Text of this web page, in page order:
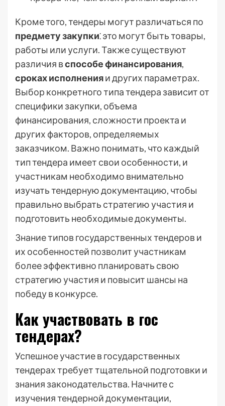
Кроме того, тендеры могут различаться по
предмету закупки⁚ это могут быть товары,
работы или услуги. Также существуют
различия вспособе финансирования,
сроках исполненияи других параметрах.
Выбор конкретного типа тендера зависит от
специфики закупки, объема
финансирования, сложности проекта и
других факторов, определяемых
заказчиком. Важно понимать, что каждый
тип тендера имеет свои особенности, и
участникам необходимо внимательно
изучать тендерную документацию, чтобы
правильно выбрать стратегию участия и
подготовить необходимые документы.
Знание типов государственных тендеров и
их особенностей позволит участникам
более эффективно планировать свою
стратегию участия и повысит шансы на
победу в конкурсе.
Как участвовать в гос
тендерах?
Успешное участие в государственных
тендерах требует тщательной подготовки и
знания законодательства. Начните с
изучения тендерной документации,